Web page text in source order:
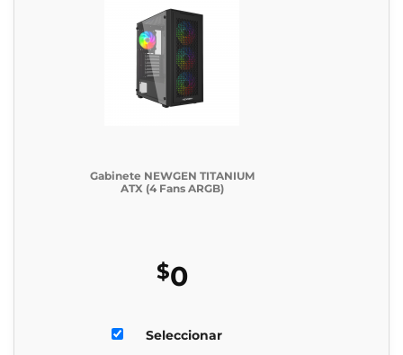
Gabinete NEWGEN TITANIUM
ATX (4 Fans ARGB)
$0
Seleccionar